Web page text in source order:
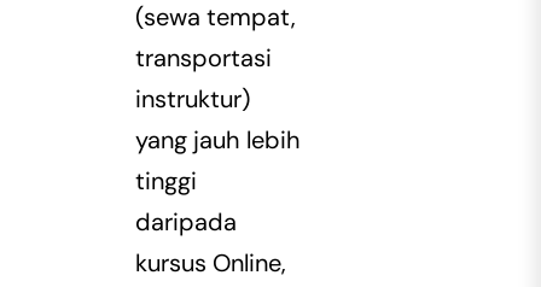
(sewa tempat,
transportasi
instruktur)
yang jauh lebih
tinggi
daripada
kursus Online,